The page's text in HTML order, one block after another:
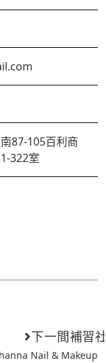
87-105百利商
322室
下一間補習
Nail & Makeup